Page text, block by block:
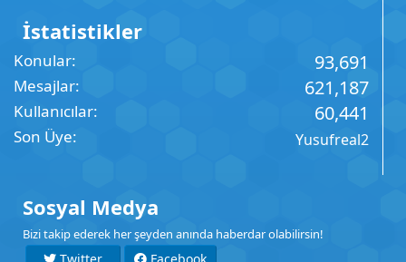
İstatistikler
Konular 93,691
Mesajlar 621,187
Kullanıcılar 60,441
Son Üye Yusufreal2
Sosyal Medya
Bizi takip ederek her şeyden anında haberdar olabilirsin!